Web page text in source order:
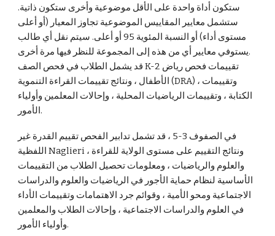
ستكون أداة واحدة على الأقل موضوعية وأخرى ستكون ذاتية.
ستشمل معايير المقاييس الموضوعية تجاوز المعيار (أو أعلى
مستوى أداء) أو النسبة المئوية 95 أو أعلى. سيتم نقل أي طالب
يستوفي معايير أي من هذه إلى المجموعة للنظر فيها مرة أخرى.
قد يشمل الطلاب في فحص الصف K-2 تقييمات فحص رياض
الأطفال ، ونتائج تقييمات القراءة التنموية (DRA) ، وتقييمات
الكتابة ، وتقييمات الرياضيات المحلية ، وإحالات المعلمين وأولياء
الأمور.
في الصفوف 3-5 ، قد تشمل تدابير الفحص تقييم القدرة غير
اللفظية Naglieri ، ونتائج التقييم على مستوى الولاية للقراءة
والعلوم والرياضيات ، ومعلومات تحصيل الطلاب من التقييمات
الأساسية لنظام حماية الأجور في الرياضيات والعلوم والدراسات
الاجتماعية ومحو الأمية ، وقوائم جرد الاهتمامات وتقييمات الأداء
في العلوم والدراسات الاجتماعية ، وإحالات الطلاب والمعلمين
وأولياء الأمور.